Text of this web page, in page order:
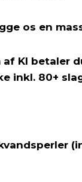
os en
KI betaler
inkl. 80+